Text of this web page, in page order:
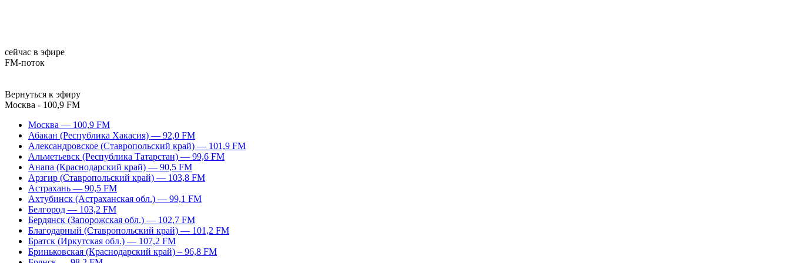
сейчас в эфире
FM-поток
Вернуться к эфиру
Москва - 100,9 FM
Москва — 100,9 FM
Абакан (Республика Хакасия) — 92,0 FM
Александровское (Ставропольский край) — 101,9 FM
Альметьевск (Республика Татарстан) — 99,6 FM
Анапа (Краснодарский край) — 90,5 FM
Арзгир (Ставропольский край) — 103,8 FM
Астрахань — 90,5 FM
Ахтубинск (Астраханская обл.) — 99,1 FM
Белгород — 103,2 FM
Бердянск (Запорожская обл.) — 102,7 FM
Благодарный (Ставропольский край) — 101,2 FM
Братск (Иркутская обл.) — 107,2 FM
Бриньковская (Краснодарский край) – 96,8 FM